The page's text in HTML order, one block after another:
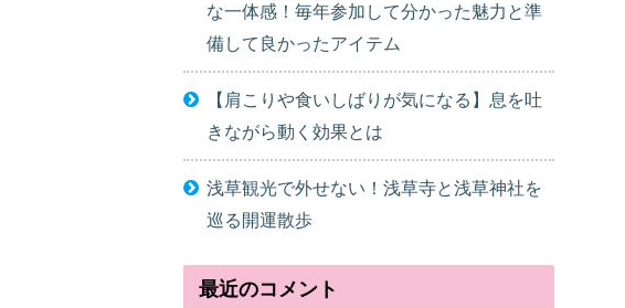
な一体感！毎年参加して分かった魅力と準
備して良かったアイテム
【肩こりや食いしばりが気になる】息を吐
きながら動く効果とは
浅草観光で外せない！浅草寺と浅草神社を
巡る開運散歩
最近のコメント